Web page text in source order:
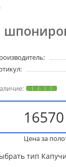
Цена за
тип